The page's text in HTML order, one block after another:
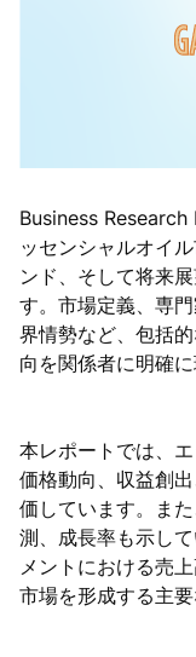
Business
ッセンシャルオイ
ンド、そして将来
す。市場定義、専
界情勢など、包括
向を関係者に明確
本レポートでは、
価格動向、収益創
価しています。ま
測、成長率も示し
メントにおける売
市場を形成する主